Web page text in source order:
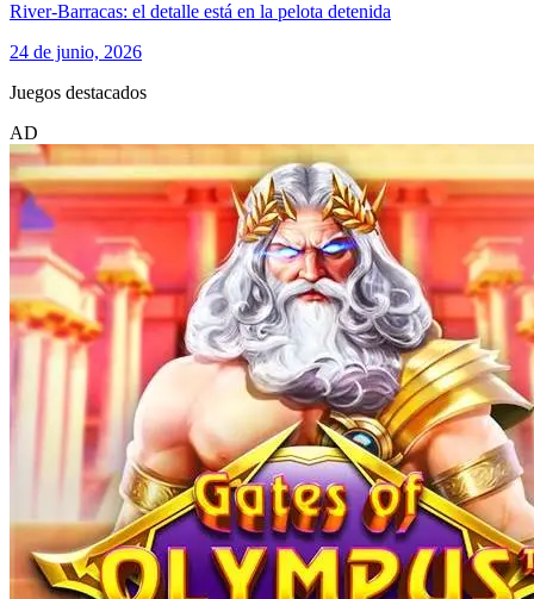
River-Barracas: el detalle está en la pelota detenida
24 de junio, 2026
Juegos destacados
AD